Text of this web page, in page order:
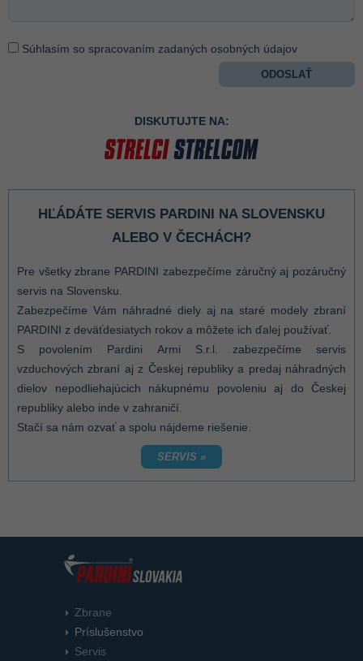
Súhlasím so spracovaním zadaných osobných údajov
DISKUTUJTE NA:
HĽÁDÁTE SERVIS PARDINI NA SLOVENSKU
ALEBO V ČECHÁCH?
Pre všetky zbrane PARDINI zabezpečíme záručný aj pozáručný
servis na Slovensku.
Zabezpečíme Vám náhradné diely aj na staré modely zbraní
PARDINI z deväťdesiatych rokov a môžete ich ďalej používať.
S povolením Pardini Armi S.r.l. zabezpečíme servis
vzduchových zbraní aj z Českej republiky a predaj náhradných
dielov nepodliehajúcich nákupnému povoleniu aj do Českej
republiky alebo inde v zahraničí.
Stačí sa nám ozvať a spolu nájdeme riešenie.
SERVIS »
Zbrane
Príslušenstvo
Servis